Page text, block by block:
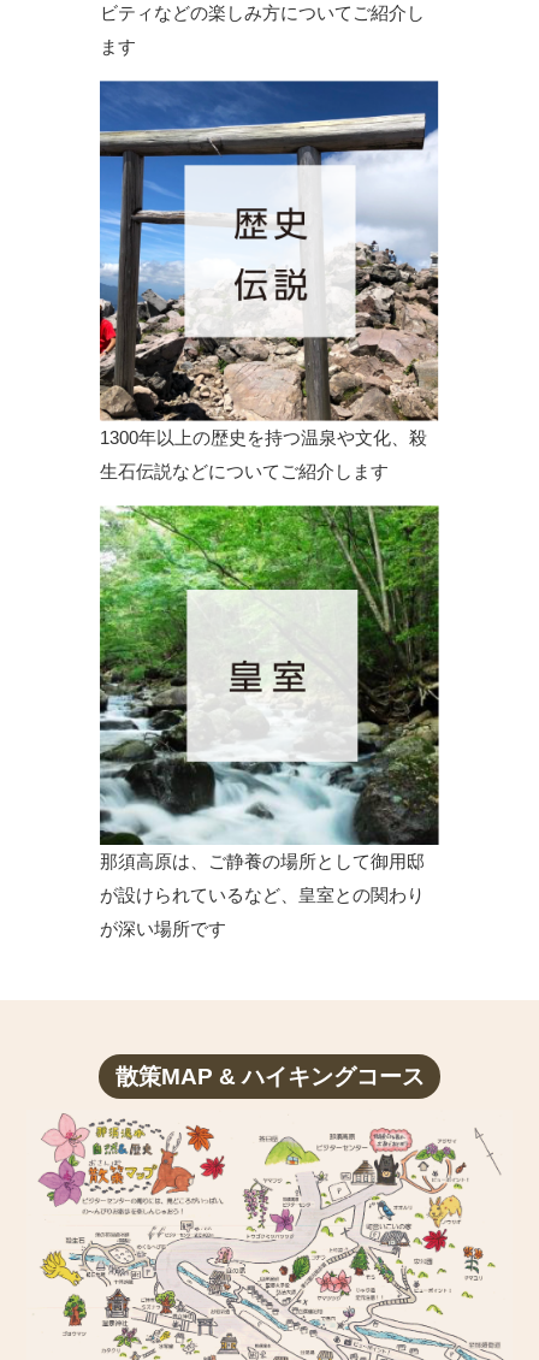
ビティなどの楽しみ方についてご紹介し
ます
1300年以上の歴史を持つ温泉や文化、殺
生石伝説などについてご紹介します
那須高原は、ご静養の場所として御用邸
が設けられているなど、皇室との関わり
が深い場所です
散策MAP & ハイキングコース